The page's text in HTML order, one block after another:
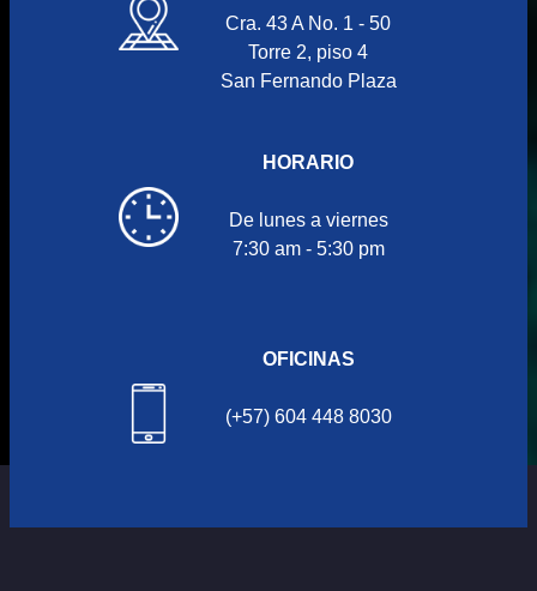
Cra. 43 A No. 1 - 50
Torre 2, piso 4
San Fernando Plaza
HORARIO
De lunes a viernes
7:30 am - 5:30 pm
OFICINAS
(+57) 604 448 8030